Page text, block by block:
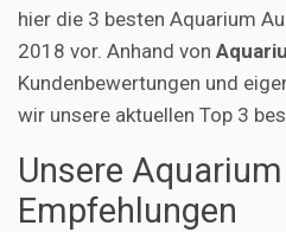
hier die 3 besten Aquarium
2018 vor. Anhand von
Kundenbewertungen und
wir unsere aktuellen Top 3
Unsere
Empfehlungen